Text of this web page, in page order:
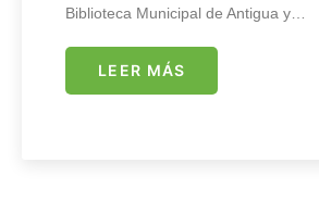
Biblioteca Municipal de Antigua y…
LEER MÁS